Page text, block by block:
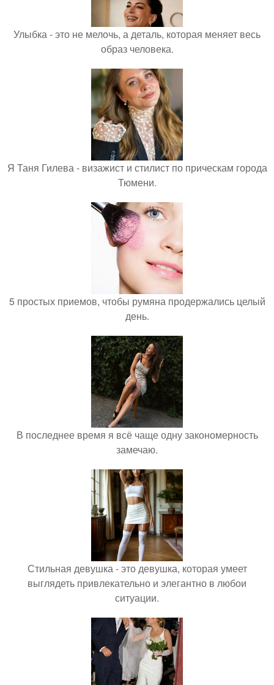
Улыбка - это не мелочь, а деталь, которая меняет весь
образ человека.
Я Таня Гилева - визажист и стилист по прическам города
Тюмени.
5 простых приемов, чтобы румяна продержались целый
день.
В последнее время я всё чаще одну закономерность
замечаю.
Стильная девушка - это девушка, которая умеет
выглядеть привлекательно и элегантно в любои
ситуации.